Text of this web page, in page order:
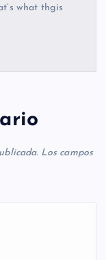
what thgis
Los campos